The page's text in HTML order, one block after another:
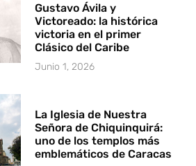
Gustavo Ávila y
Victoreado: la histórica
victoria en el primer
Clásico del Caribe
Junio 1, 2026
La Iglesia de Nuestra
Señora de Chiquinquirá:
uno de los templos más
emblemáticos de Caracas